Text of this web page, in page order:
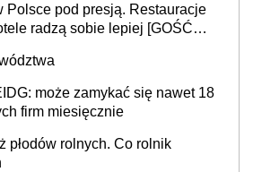
Polsce pod presją. Restauracje
radzą sobie lepiej [GOŚĆ
może zamykać się nawet 18
firm miesięcznie
płodów rolnych. Co rolnik